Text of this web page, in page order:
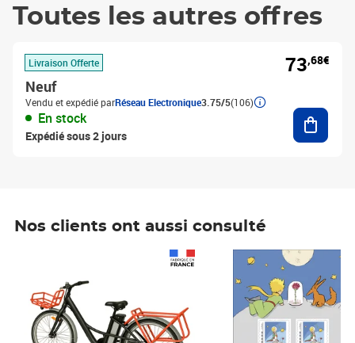
Toutes les autres offres
Livraison Offerte
Neuf
Vendu et expédié parRéseau Electronique3.75/5(106)
En stock
Expédié sous 2 jours
73,68€
Nos clients ont aussi consulté
Prix 7,50€